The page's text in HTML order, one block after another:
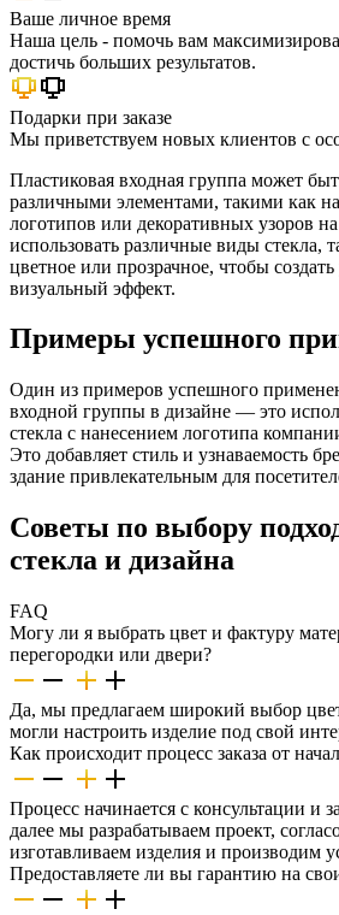
Ваше личное время
Наша цель - помочь вам
достичь больших результатов.
Подарки при заказе
Мы приветствуем новых клиентов с
Пластиковая входная группа может
различными элементами, такими как
логотипов или декоративных узоров
использовать различные виды стекла,
цветное или прозрачное, чтобы
визуальный эффект.
Примеры успешного
Один из примеров успешного
входной группы в дизайне — это
стекла с нанесением логотипа
Это добавляет стиль и узнаваемость
здание привлекательным для
Советы по выбору
стекла и дизайна
FAQ
Могу ли я выбрать цвет и фактуру
перегородки или двери?
Да, мы предлагаем широкий выбор
могли настроить изделие под свой
Как происходит процесс заказа от
Процесс начинается с консультации и
далее мы разрабатываем проект,
изготавливаем изделия и производим
Предоставляете ли вы гарантию на